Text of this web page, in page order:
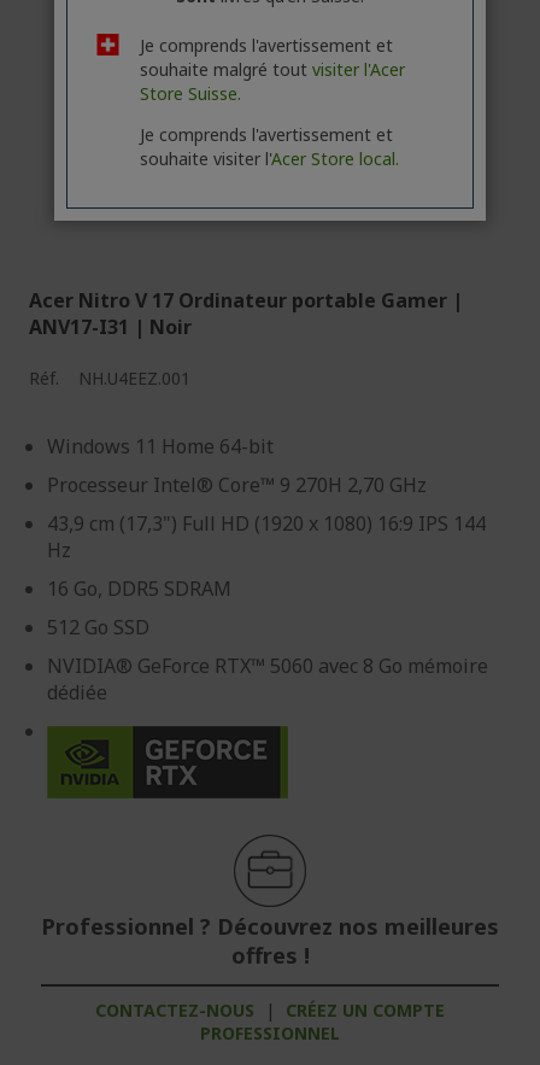
Acer Nitro V 17 Ordinateur portable Gamer |
ANV17-I31 | Noir
Réf. NH.U4EEZ.001
Windows 11 Home 64-bit
Processeur Intel® Core™ 9 270H 2,70 GHz
43,9 cm (17,3") Full HD (1920 x 1080) 16:9 IPS 144
Hz
16 Go, DDR5 SDRAM
512 Go SSD
NVIDIA® GeForce RTX™ 5060 avec 8 Go mémoire
dédiée
Professionnel ? Découvrez nos meilleures
offres !
CONTACTEZ-NOUS |
CRÉEZ UN COMPTE
PROFESSIONNEL
Je comprends l'avertissement et
souhaite malgré tout visiter l'Acer
Store Suisse.
Je comprends l'avertissement et
souhaite visiter l'Acer Store local.